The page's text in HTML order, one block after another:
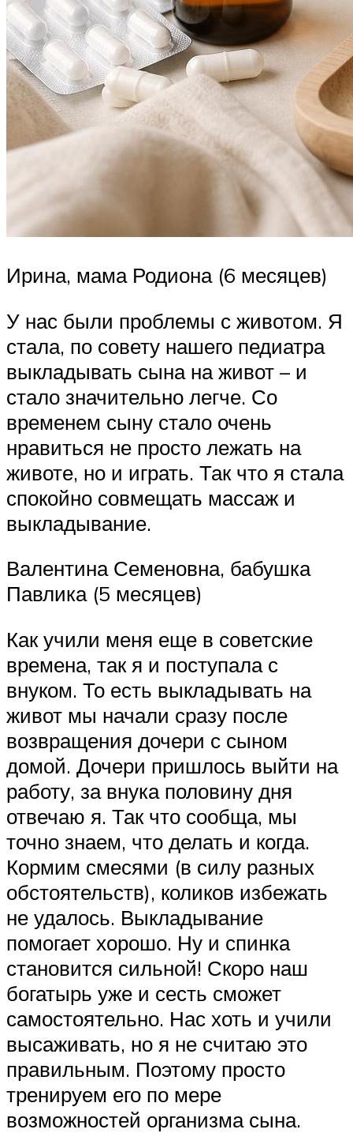
Ирина, мама Родиона (6 месяцев)
У нас были проблемы с животом. Я
стала, по совету нашего педиатра
выкладывать сына на живот – и
стало значительно легче. Со
временем сыну стало очень
нравиться не просто лежать на
животе, но и играть. Так что я стала
спокойно совмещать массаж и
выкладывание.
Валентина Семеновна, бабушка
Павлика (5 месяцев)
Как учили меня еще в советские
времена, так я и поступала с
внуком. То есть выкладывать на
живот мы начали сразу после
возвращения дочери с сыном
домой. Дочери пришлось выйти на
работу, за внука половину дня
отвечаю я. Так что сообща, мы
точно знаем, что делать и когда.
Кормим смесями (в силу разных
обстоятельств), коликов избежать
не удалось. Выкладывание
помогает хорошо. Ну и спинка
становится сильной! Скоро наш
богатырь уже и сесть сможет
самостоятельно. Нас хоть и учили
высаживать, но я не считаю это
правильным. Поэтому просто
тренируем его по мере
возможностей организма сына.